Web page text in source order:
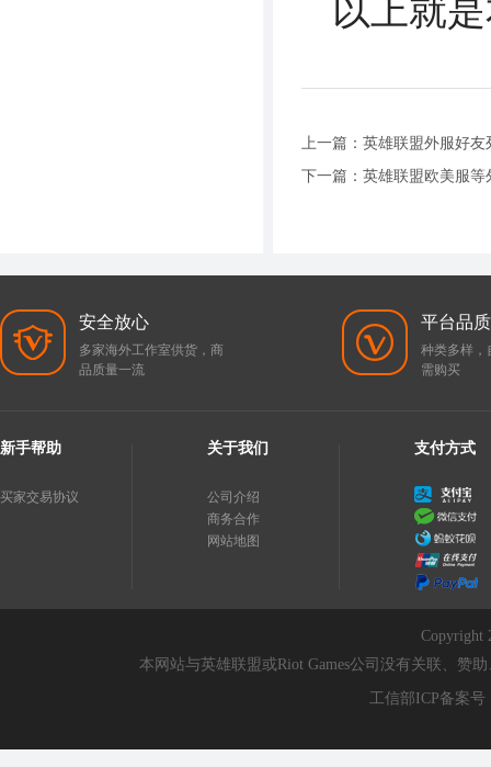
以上就
上一篇： 英雄联盟外服好
下一篇： 英雄联盟欧美服等
安全放心
多家海外工作室供货，商
品质量一流
平台品质
种类多样，
需购买
新手帮助
买家交易协议
关于我们
公司介绍
商务合作
网站地图
支付方式
Copyright
本网站与英雄联盟或Riot Games公司没有关联、赞
工信部ICP备案号